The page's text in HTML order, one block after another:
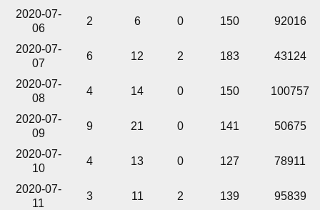
2020-07-
06
2 6 0 150 92016
2020-07-
07
6 12 2 183 43124
2020-07-
08
4 14 0 150 100757
2020-07-
09
9 21 0 141 50675
2020-07-
10
4 13 0 127 78911
2020-07-
11
3 11 2 139 95839